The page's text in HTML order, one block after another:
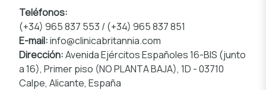
Teléfonos:
(+34) 965 837 553 / (+34) 965 837 851
E-mail:info@clinicabritannia.com
Dirección:Avenida Ejércitos Españoles 16-BIS (junto
a 16), Primer piso (NO PLANTA BAJA), 1D - 03710
Calpe, Alicante, España